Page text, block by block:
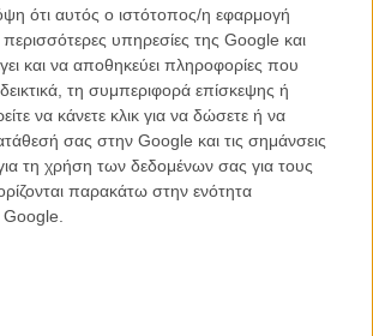
ότι αυτός ο ιστότοπος/η εφαρμογή
περισσότερες υπηρεσίες της Google και
και να αποθηκεύει πληροφορίες που
τη συμπεριφορά επίσκεψης ή
να κάνετε κλικ για να δώσετε ή να
σας στην Google και τις σημάνσεις
τη χρήση των δεδομένων σας για τους
παρακάτω στην ενότητα
η έκτη ταινία που κερδίζει Οσκαρ Πρωτότυπου
εκτός από τα αγγλικά. Οι προηγούμενες
Louise» του 1945 από την Ελβετία (σενάριο,
το «Κόκκινο Μπαλόνι» το 1956 από τη Γαλλία
το «Διαζύγιο αλά Ιταλικά» του 1962 από
ντε Κοντσίνι, Αλφρέντο Τζιανέτι, Πιέτρο
και μια Γυναίκα» το 1966 από τη Γαλλία
και Πιερ Ιτερχόφεν) και το «Μίλα της» του
(σενάριο, Πέδρο Αλμοδόβαρ).